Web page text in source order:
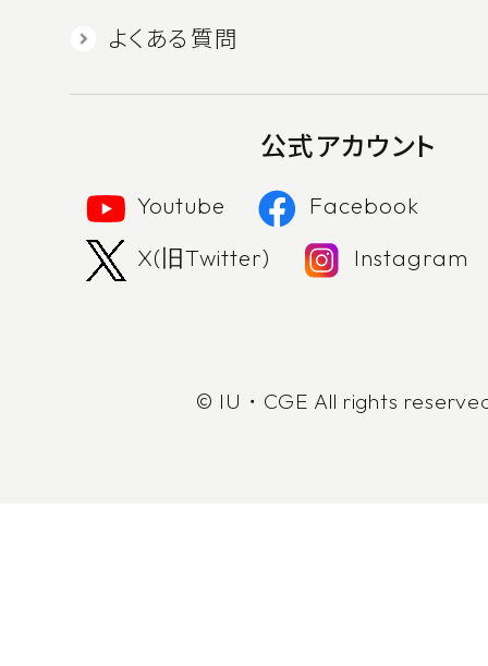
よくある質問
公式アカウント
Youtube
Facebook
X(旧Twitter)
Instagram
© IU・CGE All rights